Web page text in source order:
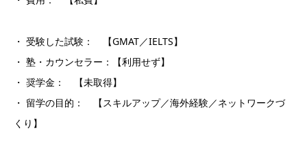
・ 受験した試験： 【GMAT／IELTS】
・ 塾・カウンセラー：【利用せず】
・ 奨学金： 【未取得】
・ 留学の目的： 【スキルアップ／海外経験／ネットワークづ
くり】